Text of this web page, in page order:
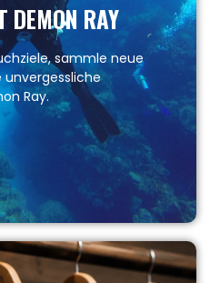
DEMON RAY
sammle neue
unvergessliche
Ray.